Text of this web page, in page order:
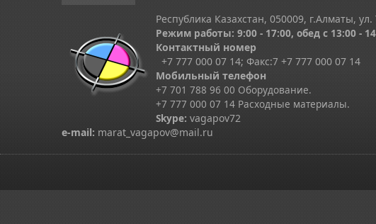
Республика Казахстан, 050009, г.Алматы,
Режим работы: 9:00 - 17:00, обед с 13:00 -
Контактный номер
+7 777 000 07 14; Факс:7 +7 777 000 07 14
Мобильный телефон
+7 701 788 96 00 Оборудование.
+7 777 000 07 14 Расходные материалы.
Skype: vagapov72
e-mail: marat_vagapov@mail.ru